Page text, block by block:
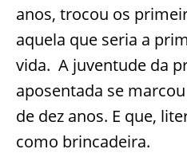
anos, trocou os
aquela que seria a
vida. A juventude da
aposentada se
de dez anos. E que,
como brincadeira.